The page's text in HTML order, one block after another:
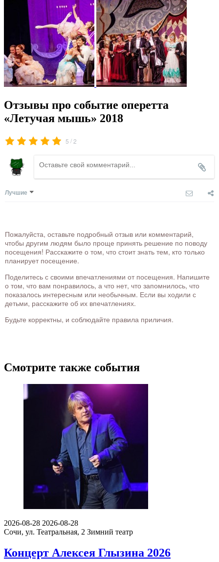
Отзывы про событие оперетта
«Летучая мышь» 2018
5 /2
Лучшие
Пожалуйста, оставьте подробный отзыв или комментарий,
чтобы другим людям было проще принять решение по поводу
посещения! Расскажите о том, что стоит знать тем, кто только
планирует посещение.
Поделитесь с своими впечатлениями от посещения. Напишите
о том, что вам понравилось, а что нет, что запомнилось, что
показалось интересным или необычным. Если вы ходили с
детьми, расскажите об их впечатлениях.
Будьте корректны, и соблюдайте правила приличия.
Смотрите также события
2026-08-28 2026-08-28
Сочи, ул. Театральная, 2 Зимний театр
Концерт Алексея Глызина 2026